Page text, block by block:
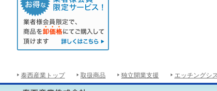
泰西産業トップ 取扱商品 独立開業支援 エッチングシ